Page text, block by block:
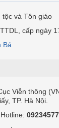
tộc và Tôn giáo
cấp ngày
Bá
Viễn thông
TP. Hà Nội.